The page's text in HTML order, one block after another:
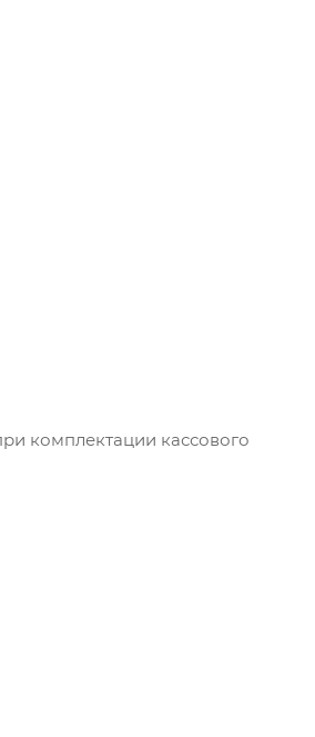
комплектации кассового